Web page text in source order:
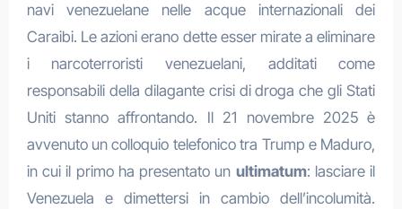
navi venezuelane nelle acque internazionali dei
Caraibi. Le azioni erano dette esser mirate a eliminare
i narcoterroristi venezuelani, additati come
responsabili della dilagante crisi di droga che gli Stati
Uniti stanno affrontando. Il 21 novembre 2025 è
avvenuto un colloquio telefonico tra Trump e Maduro,
in cui il primo ha presentato un ultimatum: lasciare il
Venezuela e dimettersi in cambio dell’incolumità.